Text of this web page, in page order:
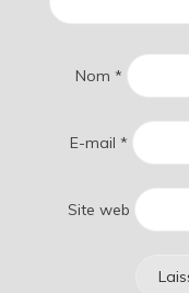
Nom *
E-mail *
Site web